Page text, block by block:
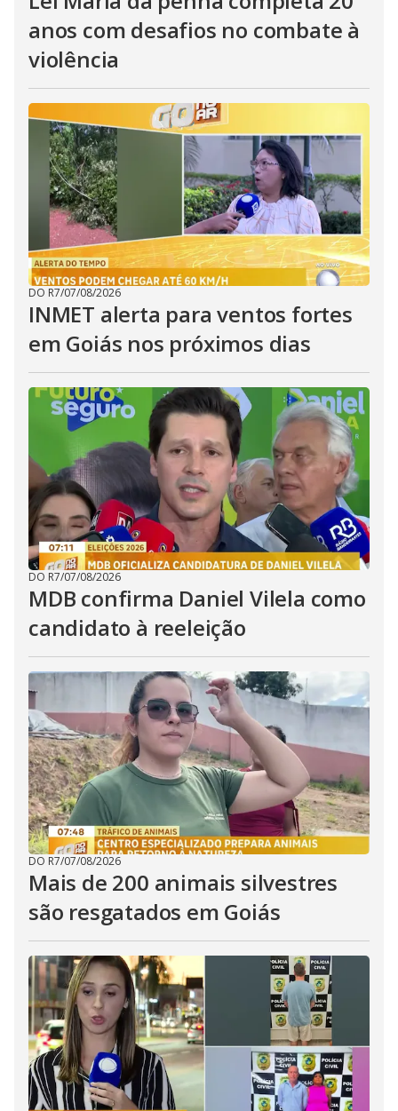
anos com desafios no combate à
violência
DO R7/07/08/2026
INMET alerta para ventos fortes
em Goiás nos próximos dias
DO R7/07/08/2026
MDB confirma Daniel Vilela como
candidato à reeleição
DO R7/07/08/2026
Mais de 200 animais silvestres
são resgatados em Goiás